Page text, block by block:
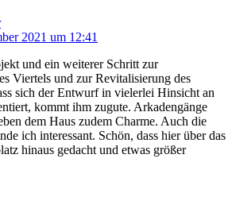
2021 um 12:41
und ein weiterer Schritt zur
Viertels und zur Revitalisierung des
sich der Entwurf in vielerlei Hinsicht an
kommt ihm zugute. Arkadengänge
dem Haus zudem Charme. Auch die
ich interessant. Schön, dass hier über das
hinaus gedacht und etwas größer